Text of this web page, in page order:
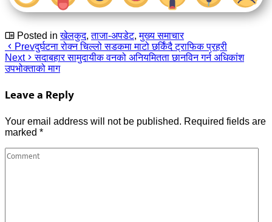
Posted inखेलकुद,ताजा-अपडेट,मुख्य समाचार
Prevदुर्घटना रोक्न चिल्लो सडकमा माटो छर्किंदै ट्राफिक प्रहरी
Next
सदाबहार सामुदायीक वनको अनियमितता छानविन गर्न अधिकांश
उपभोक्ताको माग
Leave a Reply
Your email address will not be published. Required fields are
marked *